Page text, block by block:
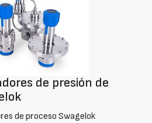
de presión de
de proceso Swagelok